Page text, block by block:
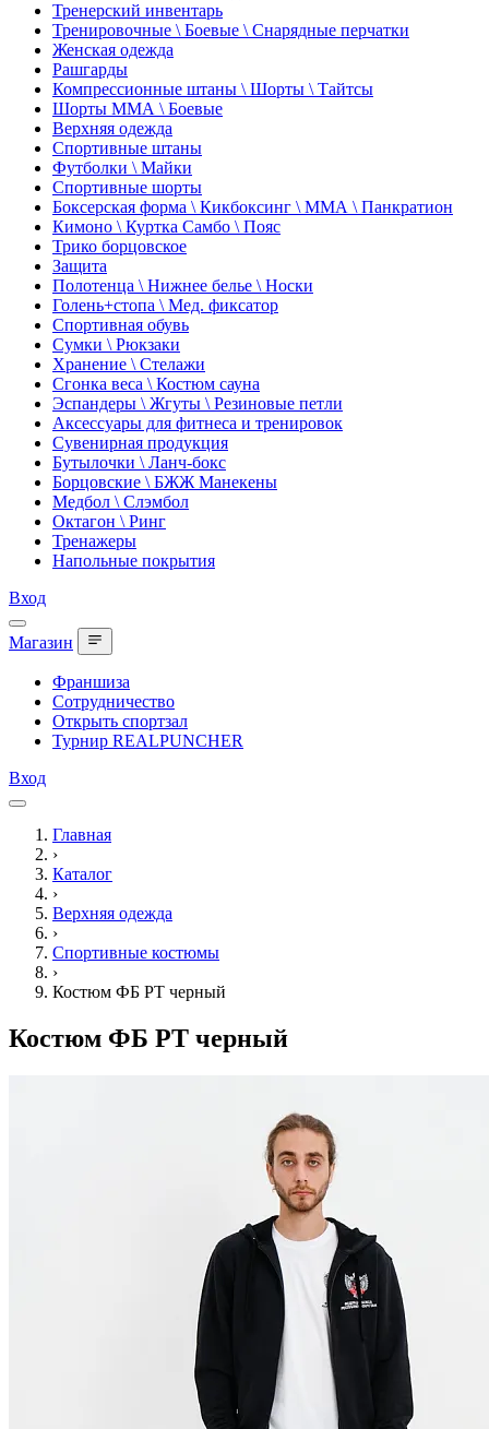
Тренерский инвентарь
Тренировочные \ Боевые \ Снарядные перчатки
Женская одежда
Рашгарды
Компрессионные штаны \ Шорты \ Тайтсы
Шорты ММА \ Боевые
Верхняя одежда
Спортивные штаны
Футболки \ Майки
Спортивные шорты
Боксерская форма \ Кикбоксинг \ ММА \ Панкратион
Кимоно \ Куртка Самбо \ Пояс
Трико борцовское
Защита
Полотенца \ Нижнее белье \ Носки
Голень+стопа \ Мед. фиксатор
Спортивная обувь
Сумки \ Рюкзаки
Хранение \ Стелажи
Сгонка веса \ Костюм сауна
Эспандеры \ Жгуты \ Резиновые петли
Аксессуары для фитнеса и тренировок
Сувенирная продукция
Бутылочки \ Ланч-бокс
Борцовские \ БЖЖ Манекены
Медбол \ Слэмбол
Октагон \ Ринг
Тренажеры
Напольные покрытия
Вход
Магазин
Франшиза
Сотрудничество
Открыть спортзал
Турнир REALPUNCHER
Вход
Главная
›
Каталог
›
Верхняя одежда
›
Спортивные костюмы
›
Костюм ФБ РТ черный
Костюм ФБ РТ черный